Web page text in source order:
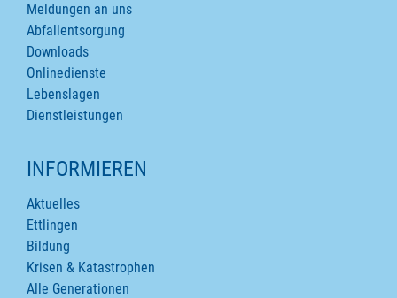
Meldungen an uns
Abfallentsorgung
Downloads
Onlinedienste
Lebenslagen
Dienstleistungen
INFORMIEREN
Aktuelles
Ettlingen
Bildung
Krisen & Katastrophen
Alle Generationen